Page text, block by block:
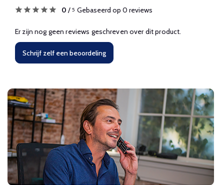
0 / 5 Gebaseerd op 0 reviews
Er zijn nog geen reviews geschreven over dit product.
Schrijf zelf een beoordeling